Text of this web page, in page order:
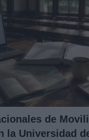
de
la Universidad